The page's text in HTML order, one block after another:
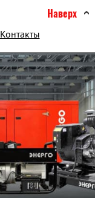
Контакты
Наверх